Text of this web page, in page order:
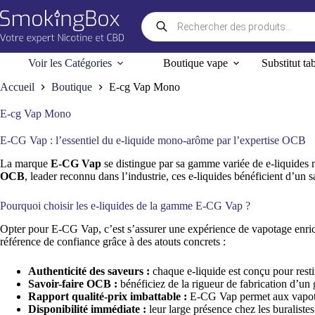
au
Recherche
de
produits
Voir les Catégories Boutique vape Substitut
Accueil Boutique E-cg Vap Mono
E-cg Vap Mono
E-CG Vap : l’essentiel du e-liquide mono-arôme par l’expertise OCB
La marque E-CG Vap se distingue par sa gamme variée de e-
OCB, leader reconnu dans l’industrie, ces e-liquides bénéficient
Pourquoi choisir les e-liquides de la gamme E-CG Vap ?
Opter pour E-CG Vap, c’est s’assurer une expérience de vapotage
référence de confiance grâce à des atouts concrets :
Authenticité des saveurs : chaque e-liquide est conçu pour
Savoir-faire OCB : bénéficiez de la rigueur de fabrication d’un
Rapport qualité-prix imbattable : E-CG Vap permet aux
Disponibilité immédiate : leur large présence chez les